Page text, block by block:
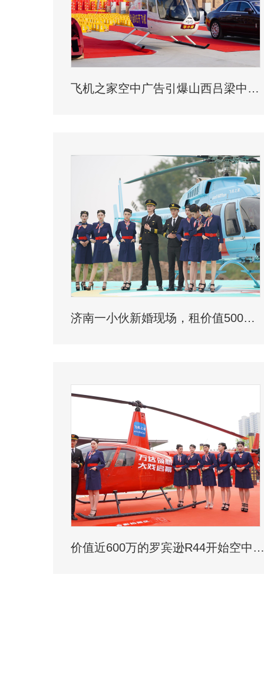
飞机之家空中广告引爆山西吕梁中阳县上空
济南一小伙新婚现场，租价值500多万的直升机助阵
价值近600万的罗宾逊R44开始空中飞播造林